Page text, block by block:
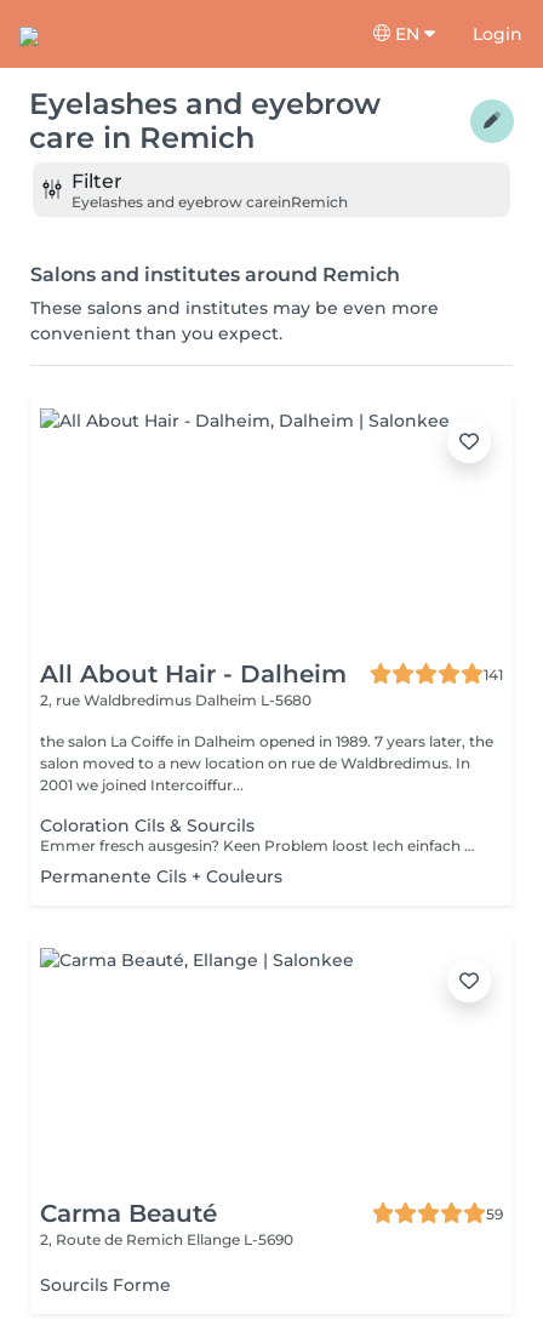
EN Login
Eyelashes and eyebrow
care in Remich
Filter
Eyelashes and eyebrow careinRemich
Salons and institutes around Remich
These salons and institutes may be even more
convenient than you expect.
All About Hair - Dalheim
141
2, rue Waldbredimus Dalheim L-5680
the salon La Coiffe in Dalheim opened in 1989. 7 years later, the
salon moved to a new location on rue de Waldbredimus. In
2001 we joined Intercoiffur...
Coloration Cils & Sourcils
Emmer fresch ausgesin? Keen Problem loost Iech einfach mol d Wimpern an Aaperhoer fierwen
Permanente Cils + Couleurs
Carma Beauté
59
2, Route de Remich Ellange L-5690
Sourcils Forme